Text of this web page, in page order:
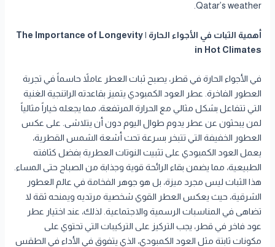
Qatar’s weather.
أهمية الثبات في الأجواء الحارة | The Importance of Longevity
in Hot Climates
في الأجواء الحارة في قطر، يصبح ثبات العطر عاملاً حاسماً في تجربة
العطور الفاخرة. عطر العود الكمبودي يتميز بقاعدته الراتنجية الغنية
التي تتفاعل بشكل مثالي مع الحرارة المرتفعة، مما يجعله خياراً مثالياً
لمن يبحثون عن عطر يدوم طوال اليوم دون أن يتلاشى. على عكس
العطور الخفيفة التي تتبخر بسرعة تحت أشعة الشمس القطرية،
يعمل العود الكمبودي على تثبيت النوتات العطرية بفضل كثافته
الطبيعية، مما يضمن بقاء الرائحة قوية وجذابة من الصباح حتى المساء.
هذا الثبات ليس مجرد ميزة، بل هو جوهر الفخامة في عالم العطور
الشرقية، حيث يعكس العطر القوي شخصية مرتديه ويمنحه ثقة لا
تضاهى في المناسبات الرسمية والاجتماعية. لذلك، عند اختيار عطر
عود فاخر في قطر، يجب التركيز على التركيبات التي تحتوي على
مكونات ثابتة مثل العود الكمبودي، الذي يتفوق في الأداء في الطقس